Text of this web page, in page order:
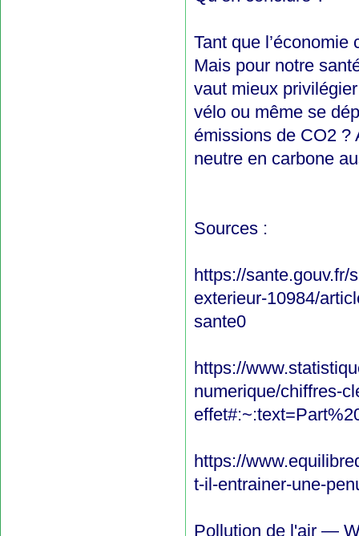
Tant que
Mais pour notre
vaut mieux
vélo ou même se
émissions de CO2 ?
neutre en carbone
Sources :
https://sante.gouv.fr/
exterieur-10984/
sante0
https://
numerique/chiffres-
https://
t-il-entrainer-une-
Pollution de l'air —